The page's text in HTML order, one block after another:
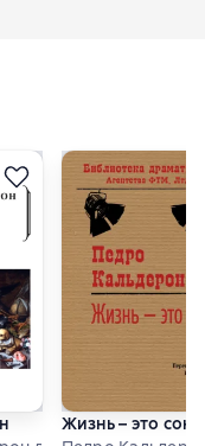
Жизнь – это сон